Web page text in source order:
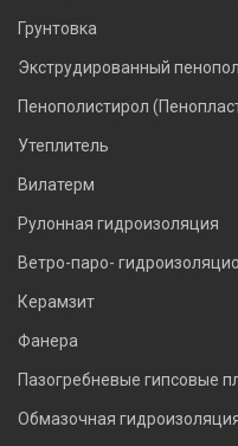
Грунтовка
Экструдированный
Пенополистирол
Утеплитель
Вилатерм
Рулонная гидроизоляция
Ветро-паро-
Керамзит
Фанера
Пазогребневые гипсовые
Обмазочная